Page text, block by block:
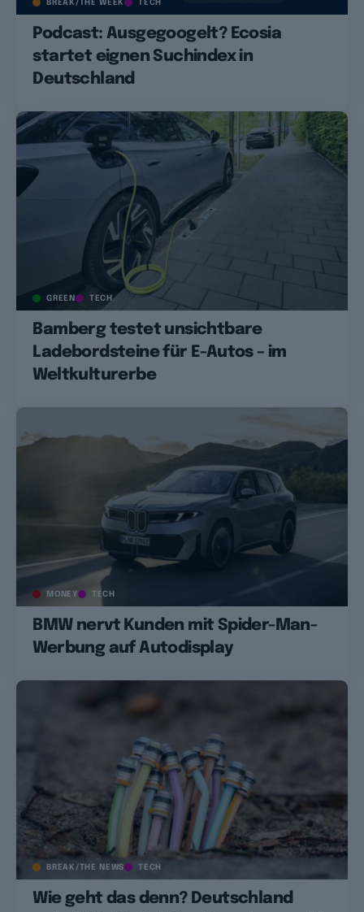
BREAK/THE WEEK TECH
Podcast: Ausgegoogelt? Ecosia
startet eignen Suchindex in
Deutschland
GREEN TECH
Bamberg testet unsichtbare
Ladebordsteine für E-Autos – im
Weltkulturerbe
MONEY TECH
BMW nervt Kunden mit Spider-Man-
Werbung auf Autodisplay
BREAK/THE NEWS TECH
Wie geht das denn? Deutschland